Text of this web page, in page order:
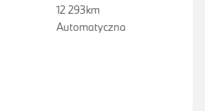
12 293km
Automatyczna